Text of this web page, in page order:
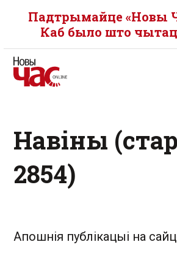
Падтрымайце «Новы
Каб было што
Навіны
2854)
Апошнія публікацыі на